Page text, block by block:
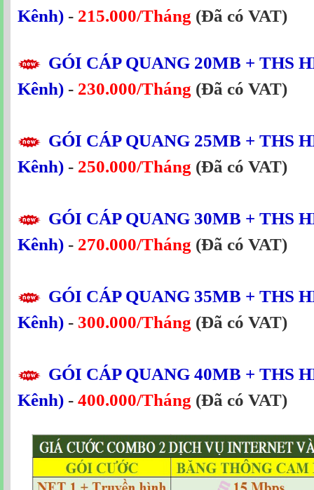
Kênh) - 215.000/Tháng (Đã có VAT)
GÓI CÁP QUANG 20MB + THS
Kênh) - 230.000/Tháng (Đã có VAT)
GÓI CÁP QUANG 25MB + THS
Kênh) - 250.000/Tháng (Đã có VAT)
GÓI CÁP QUANG 30MB + THS
Kênh) - 270.000/Tháng (Đã có VAT)
GÓI CÁP QUANG 35MB + THS
Kênh) - 300.000/Tháng (Đã có VAT)
GÓI CÁP QUANG 40MB + THS
Kênh) - 400.000/Tháng (Đã có VAT)